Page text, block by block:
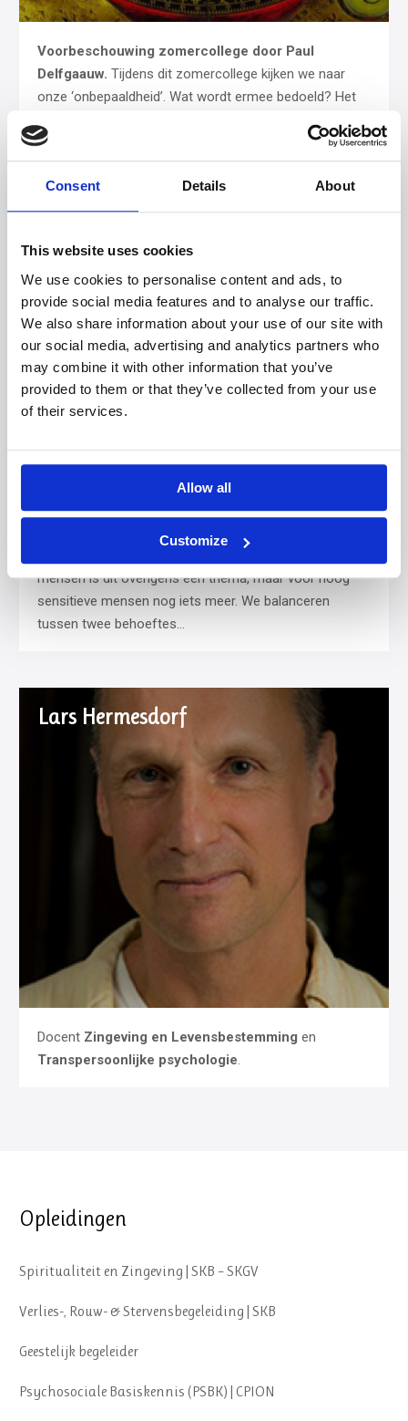
Consent Details About
This website uses cookies
We use cookies to personalise content and ads, to
provide social media features and to analyse our traffic.
We also share information about your use of our site with
our social media, advertising and analytics partners who
may combine it with other information that you’ve
provided to them or that they’ve collected from your use
of their services.
Allow all
Customize
Voorbeschouwing zomercollege door Paul
Delfgaauw. Tijdens dit zomercollege kijken we naar
onze ‘onbepaaldheid’. Wat wordt ermee bedoeld? Het
De momenten dat mijn ziel zachtjes
Door Ilse van Leeuwen
. Afstand en nabijheid is voor
mensen is dit overigens een thema, maar voor hoog
sensitieve mensen nog iets meer. We balanceren
tussen twee behoeftes…
Lars Hermesdorf
Docent Zingeving en Levensbestemming en
Transpersoonlijke psychologie.
Opleidingen
Spiritualiteit en Zingeving | SKB – SKGV
Verlies-, Rouw- & Stervensbegeleiding | SKB
Geestelijk begeleider
Psychosociale Basiskennis (PSBK) | CPION